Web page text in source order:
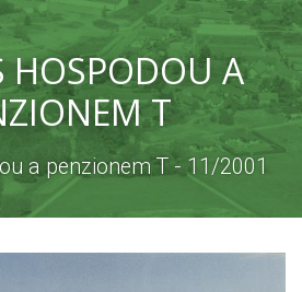
HOSPODOU A
T
a penzionem T - 11/2001